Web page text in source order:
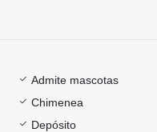
Admite mascotas
Chimenea
Depósito